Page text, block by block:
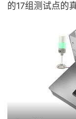
的17组测试点的